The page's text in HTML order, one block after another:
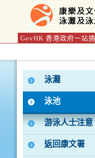
GovHK 香港政府一站通
按“Tab”進入菜單
泳灘
泳池
游泳人士注意
返回康文署